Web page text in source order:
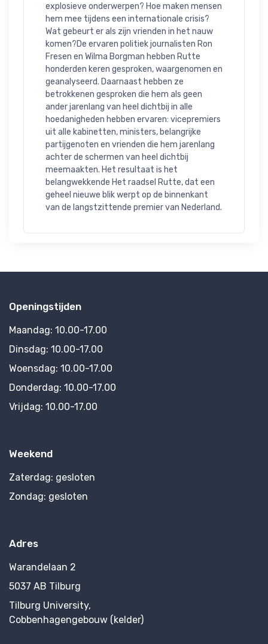
explosieve onderwerpen? Hoe maken mensen
hem mee tijdens een internationale crisis?
Wat gebeurt er als zijn vrienden in het nauw
komen?De ervaren politiek journalisten Ron
Fresen en Wilma Borgman hebben Rutte
honderden keren gesproken, waargenomen en
geanalyseerd. Daarnaast hebben ze
betrokkenen gesproken die hem als geen
ander jarenlang van heel dichtbij in alle
hoedanigheden hebben ervaren: vicepremiers
uit alle kabinetten, ministers, belangrijke
partijgenoten en vrienden die hem jarenlang
achter de schermen van heel dichtbij
meemaakten. Het resultaat is het
belangwekkende Het raadsel Rutte, dat een
geheel nieuwe blik werpt op de binnenkant
van de langstzittende premier van Nederland.
Openingstijden
Maandag: 10.00-17.00
Dinsdag: 10.00-17.00
Woensdag: 10.00-17.00
Donderdag: 10.00-17.00
Vrijdag: 10.00-17.00
Weekend
Zaterdag: gesloten
Zondag: gesloten
Adres
Warandelaan 2
5037 AB Tilburg
Tilburg University,
Cobbenhagengebouw (kelder)